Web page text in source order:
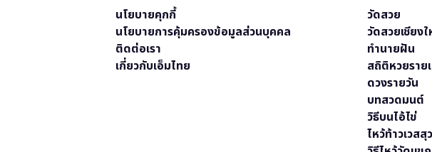
นโยบายคุกกี้
นโยบายการคุ้มครองข้อมูลส่วนบุคคล
ติดต่อเรา
เกี่ยวกับเอ็มไทย
วัดสวย
วัดสวยเชียง
ทำนายฝัน
สถิติหวยราย
ดวงรายวัน
บทสวดมนต์
วิธีบนไอ้ไข่
ไหว้ท้าวเวส